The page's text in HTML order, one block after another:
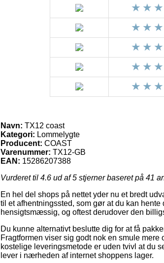
Navn: TX12 coast
Kategori: Lommelygte
Producent: COAST
Varenummer: TX12-GB
EAN: 15286207388
Vurderet til 4.6 ud af 5 stjerner baseret på 41
En hel del shops på nettet yder nu et bredt
til et afhentningssted, som gør at du kan
hensigtsmæssig, og oftest derudover den
Du kunne alternativt beslutte dig for at få
Fragtformen viser sig godt nok en smule
kostelige leveringsmetode er uden tvivl at du
lever i nærheden af internet shoppens lager.